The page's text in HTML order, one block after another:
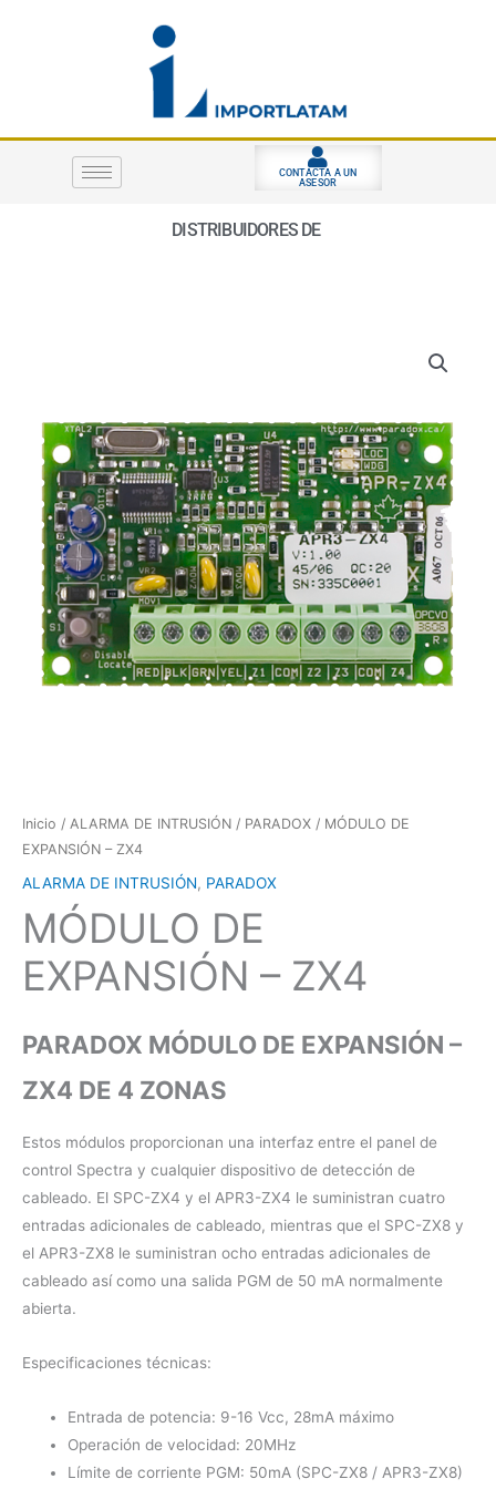
CONTACTA A UN
ASESOR
DISTRIBUIDORES DESE
Inicio / ALARMA DE INTRUSIÓN / PARADOX / MÓDULO DE
EXPANSIÓN – ZX4
ALARMA DE INTRUSIÓN, PARADOX
MÓDULO DE
EXPANSIÓN – ZX4
PARADOX MÓDULO DE EXPANSIÓN –
ZX4 DE 4 ZONAS
Estos módulos proporcionan una interfaz entre el panel de
control Spectra y cualquier dispositivo de detección de
cableado. El SPC-ZX4 y el APR3-ZX4 le suministran cuatro
entradas adicionales de cableado, mientras que el SPC-ZX8 y
el APR3-ZX8 le suministran ocho entradas adicionales de
cableado así como una salida PGM de 50 mA normalmente
abierta.
Especificaciones técnicas:
Entrada de potencia: 9-16 Vcc, 28mA máximo
Operación de velocidad: 20MHz
Límite de corriente PGM: 50mA (SPC-ZX8 / APR3-ZX8)